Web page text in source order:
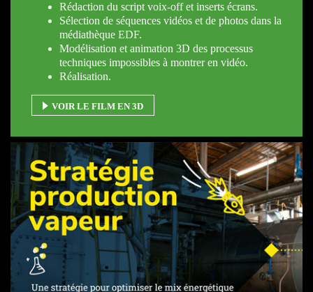
Rédaction du script voix-off et inserts écrans.
Sélection de séquences vidéos et de photos dans la
médiathèque EDF.
Modélisation et animation 3D des processus
techniques impossibles à montrer en vidéo.
Réalisation.
VOIR LE FILM EN 3D